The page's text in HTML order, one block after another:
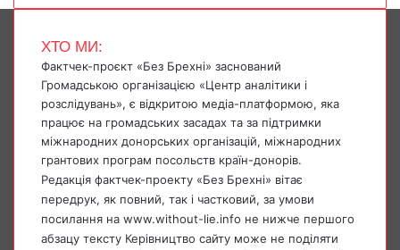
ХТО МИ:
Фактчек-проєкт «Без Брехні» заснований
Громадською організацією «Центр аналітики і
розслідувань», є відкритою медіа-платформою, яка
працює на громадських засадах та за підтримки
міжнародних донорських організацій, міжнародних
грантових програм посольств країн-донорів.
Редакція фактчек-проекту «Без Брехні» вітає
передрук, як повний, так і частковий, за умови
посилання на www.without-lie.info не нижче першого
абзацу тексту Керівництво сайту може не поділяти